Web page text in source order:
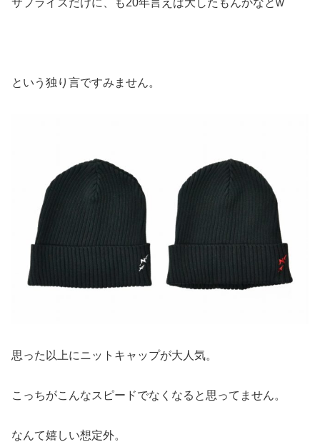
サプライズだけに、も20年言えば大したもんかなとw
という独り言ですみません。
思った以上にニットキャップが大人気。
こっちがこんなスピードでなくなると思ってません。
なんて嬉しい想定外。